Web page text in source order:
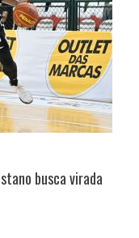
busca virada